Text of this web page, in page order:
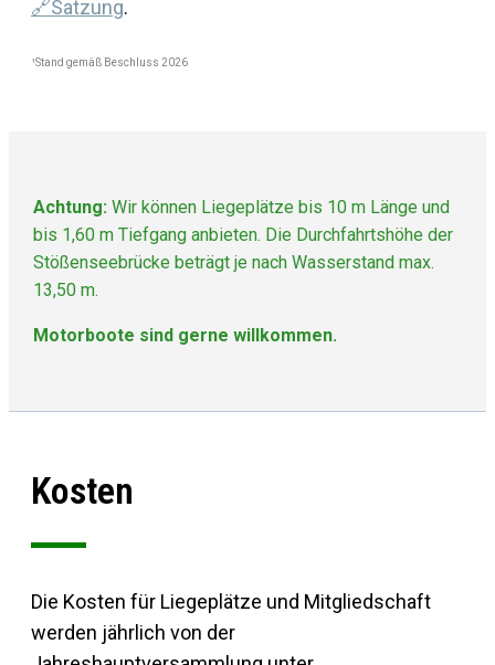
🔗Satzung.
¹Stand gemäß Beschluss 2026
Achtung: Wir können Liegeplätze bis 10 m Länge und
bis 1,60 m Tiefgang anbieten. Die Durchfahrtshöhe der
Stößenseebrücke beträgt je nach Wasserstand max.
13,50 m.
Motorboote sind gerne willkommen.
Kosten
Die Kosten für Liegeplätze und Mitgliedschaft
werden jährlich von der